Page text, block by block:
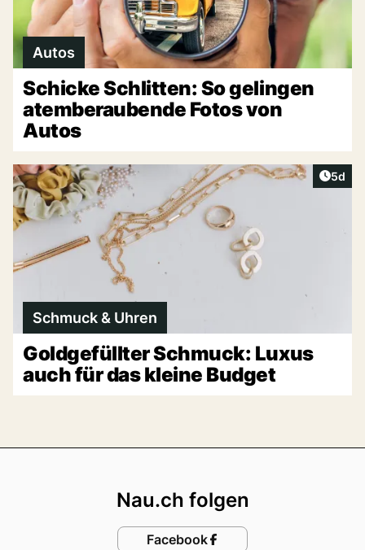
Autos
Schicke Schlitten: So gelingen
atemberaubende Fotos von
Autos
5d
Schmuck & Uhren
Goldgefüllter Schmuck: Luxus
auch für das kleine Budget
Nau.ch folgen
Facebook